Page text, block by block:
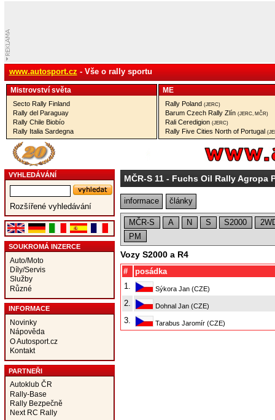
www.autosport.cz - Vše o rally sportu
Mistrovství­ světa
Secto Rally Finland
Rally del Paraguay
Rally Chile Biobío
Rally Italia Sardegna
ME
Rally Poland (JERC)
Barum Czech Rally Zlín (JERC, MČR)
Rali Ceredigion (JERC)
Rally Five Cities North of Portugal
VYHLEDÁVÁNÍ
Rozšířené vyhledávání
SOUKROMÁ INZERCE
Auto/Moto
Díly/Servis
Služby
Různé
INFORMACE
Novinky
Nápověda
O Autosport.cz
Kontakt
PARTNEŘI
Autoklub ČR
Rally-Base
Rally Bezpečně
Next RC Rally
MČR-S 11- Fuchs Oil Rally Agropa
informace články
MČR-S A N S S2000
PM
Vozy S2000 a R4
#
posádka
1.
Sýkora Jan (CZE)
2. Dohnal Jan (CZE)
3. Tarabus Jaromír (CZE)